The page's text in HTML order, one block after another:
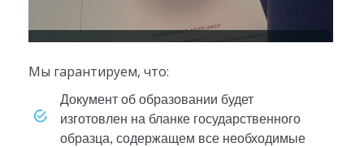
Мы гарантируем, что:
документ об образовании будет
изготовлен на бланке государственного
образца, содержащем все необходимые